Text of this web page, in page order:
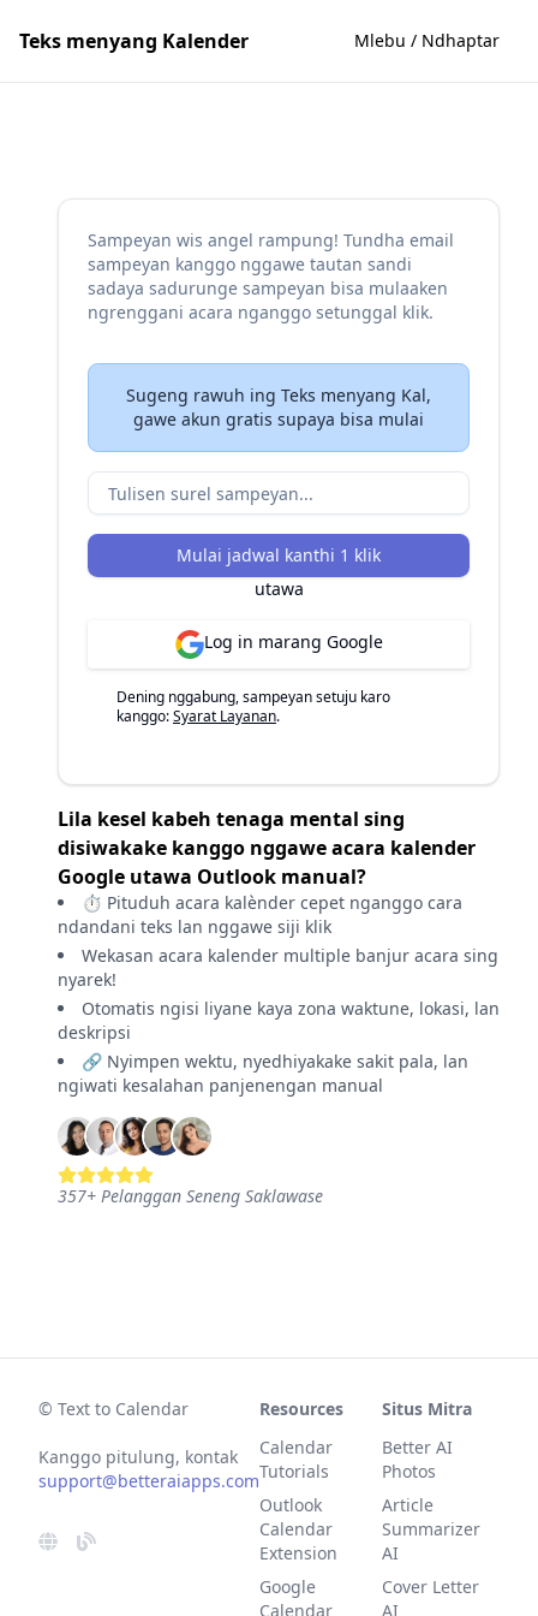
Teks menyang Kalender Mlebu / Ndhaptar
Sampeyan wis angel rampung! Tundha email
sampeyan kanggo nggawe tautan sandi
sadaya sadurunge sampeyan bisa mulaaken
ngrenggani acara nganggo setunggal klik.
Sugeng rawuh ing Teks menyang Kal,
gawe akun gratis supaya bisa mulai
Mulai jadwal kanthi 1 klik
utawa
Log in marang Google
Dening nggabung, sampeyan setuju karo
kanggo:Syarat Layanan.
Lila kesel kabeh tenaga mental sing
disiwakake kanggo nggawe acara kalender
Google utawa Outlook manual?
⏱️ Pituduh acara kalènder cepet nganggo cara
ndandani teks lan nggawe siji klik
Wekasan acara kalender multiple banjur acara sing
nyarek!
Otomatis ngisi liyane kaya zona waktune, lokasi, lan
deskripsi
🔗 Nyimpen wektu, nyedhiyakake sakit pala, lan
ngiwati kesalahan panjenengan manual
357+ Pelanggan Seneng Saklawase
© Text to Calendar
Kanggo pitulung, kontak
support@betteraiapps.com
Resources
Calendar
Tutorials
Outlook
Calendar
Extension
Google
Calendar
Situs Mitra
Better AI
Photos
Article
Summarizer
AI
Cover Letter
AI